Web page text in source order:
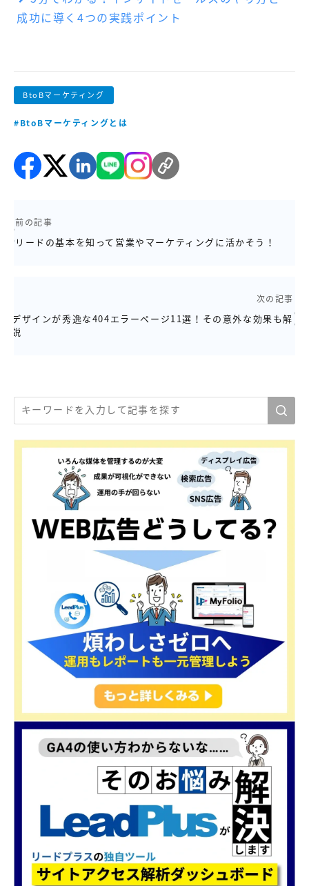
BtoBマーケティング
#BtoBマーケティングとは
前の記事
リードの基本を知って営業やマーケティングに活かそう！
次の記事
デザインが秀逸な404エラーページ11選！その意外な効果も解
説
成功に導く4つの実践ポイント